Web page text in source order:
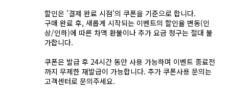
할인은 '결제 완료 시점'의 쿠폰을 기준으로 합니다.
구매 완료 후, 새롭게 시작되는 이벤트의 할인율 변동(인
상/인하)에 따른 차액 환불이나 추가 요금 청구는 절대 불
가합니다.
쿠폰은 발급 후 24시간 동안 사용 가능하며 이벤트 종료전
까지 무제한 재발급이 가능합니다. 추가 쿠폰사용 문의는
고객센터로 문의주세요.